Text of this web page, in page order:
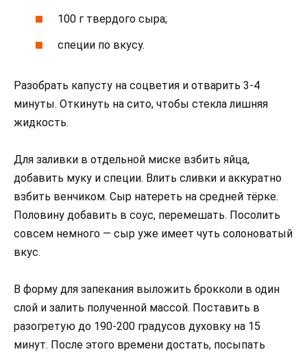
100 г твердого сыра;
специи по вкусу.
Разобрать капусту на соцветия и отварить 3-4
минуты. Откинуть на сито, чтобы стекла лишняя
жидкость.
Для заливки в отдельной миске взбить яйца,
добавить муку и специи. Влить сливки и аккуратно
взбить венчиком. Сыр натереть на средней тёрке.
Половину добавить в соус, перемешать. Посолить
совсем немного — сыр уже имеет чуть солоноватый
вкус.
В форму для запекания выложить брокколи в один
слой и залить полученной массой. Поставить в
разогретую до 190-200 градусов духовку на 15
минут. После этого времени достать, посыпать